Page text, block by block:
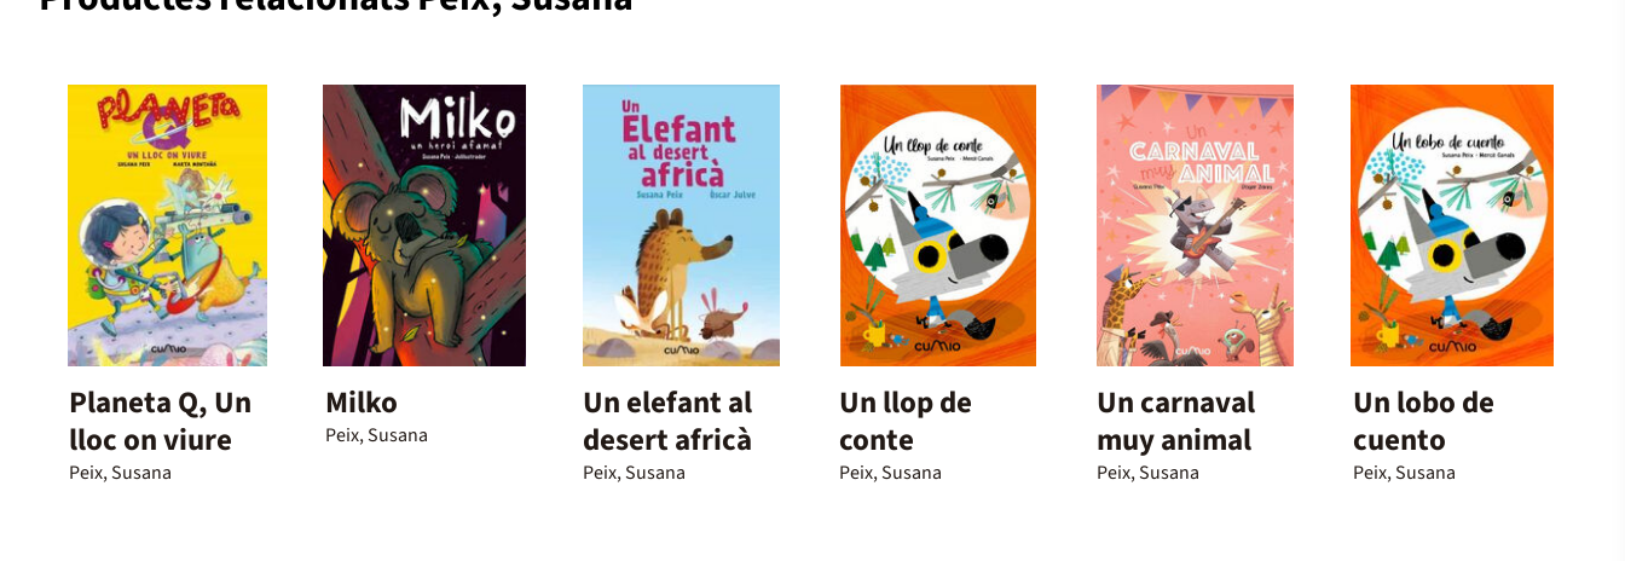
Planeta Q, Un
lloc on viure
Peix, Susana
Milko
Peix, Susana
Un elefant al
desert africà
Peix, Susana
Un llop de
conte
Peix, Susana
Un carnaval
muy animal
Peix, Susana
Un lobo de
cuento
Peix, Susana